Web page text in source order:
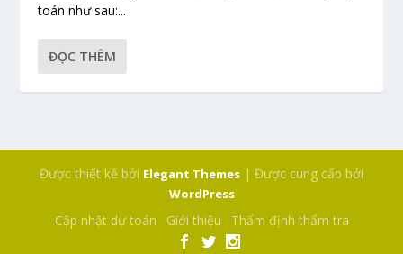
toán như sau:...
ĐỌC THÊM
Được thiết kế bởi Elegant Themes | Được cung cấp bởi
WordPress
Cập nhật dự toán Giới thiệu Thẩm định thẩm tra